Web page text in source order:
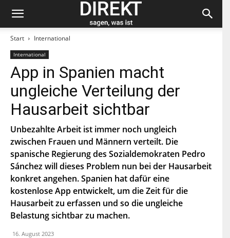
Start International
International
App in Spanien macht
ungleiche Verteilung der
Hausarbeit sichtbar
Unbezahlte Arbeit ist immer noch ungleich
zwischen Frauen und Männern verteilt. Die
spanische Regierung des Sozialdemokraten Pedro
Sánchez will dieses Problem nun bei der Hausarbeit
konkret angehen. Spanien hat dafür eine
kostenlose App entwickelt, um die Zeit für die
Hausarbeit zu erfassen und so die ungleiche
Belastung sichtbar zu machen.
16. August 2023
Bleiben Sie auf dem neuesten Stand und
abonnieren Sie unseren «direkt»-Newsletter.
o
n
a
m
N
a
c
h
n
a
m
e
E
-
M
a
i
l
*
P
Z
Indem Du Dich zum Newsletter einschreibst, stimmst Du
zu, dass die SP Dich auf dem Laufenden halten darf. Mehr
dazu
hier.